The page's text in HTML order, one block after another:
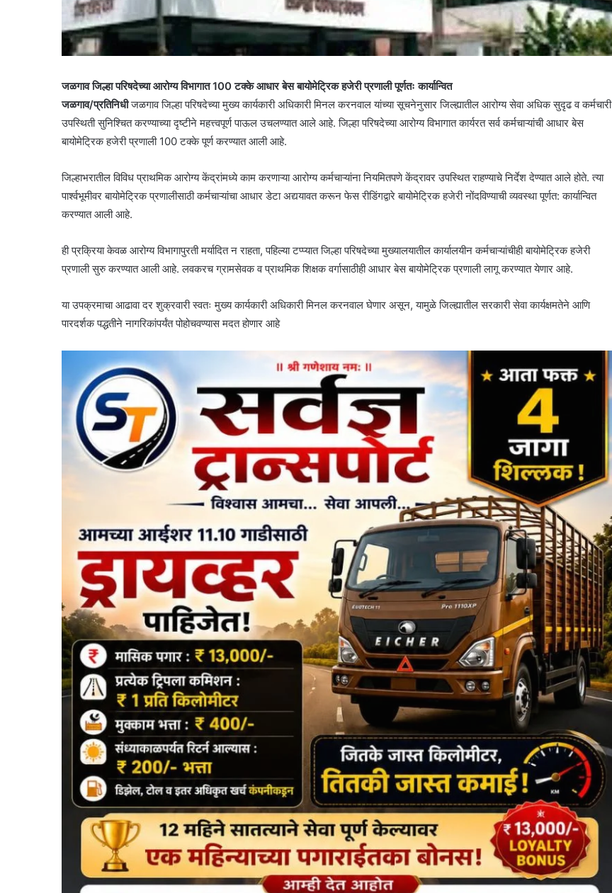
जळगाव जिल्हा परिषदेच्या आरोग्य विभागात 100 टक्के आधार बेस बायोमेट्रिक हजेरी प्रणाली पूर्णतः कार्यान्वित
जळगाव/प्रतिनिधीजळगाव जिल्हा परिषदेच्या मुख्य कार्यकारी अधिकारी मिनल करनवाल यांच्या सूचनेनुसार जिल्ह्यातील आरोग्य सेवा अधिक सुदृढ व कर्मचारी
उपस्थिती सुनिश्चित करण्याच्या दृष्टीने महत्त्वपूर्ण पाऊल उचलण्यात आले आहे. जिल्हा परिषदेच्या आरोग्य विभागात कार्यरत सर्व कर्मचाऱ्यांची आधार बेस
बायोमेट्रिक हजेरी प्रणाली 100 टक्के पूर्ण करण्यात आली आहे.
जिल्हाभरातील विविध प्राथमिक आरोग्य केंद्रांमध्ये काम करणाऱ्या आरोग्य कर्मचाऱ्यांना नियमितपणे केंद्रावर उपस्थित राहण्याचे निर्देश देण्यात आले होते. त्या
पार्श्वभूमीवर बायोमेट्रिक प्रणालीसाठी कर्मचाऱ्यांचा आधार डेटा अद्ययावत करून फेस रीडिंगद्वारे बायोमेट्रिक हजेरी नोंदविण्याची व्यवस्था पूर्णत: कार्यान्वित
करण्यात आली आहे.
ही प्रक्रिया केवळ आरोग्य विभागापुरती मर्यादित न राहता, पहिल्या टप्प्यात जिल्हा परिषदेच्या मुख्यालयातील कार्यालयीन कर्मचाऱ्यांचीही बायोमेट्रिक हजेरी
प्रणाली सुरु करण्यात आली आहे. लवकरच ग्रामसेवक व प्राथमिक शिक्षक वर्गासाठीही आधार बेस बायोमेट्रिक प्रणाली लागू करण्यात येणार आहे.
या उपक्रमाचा आढावा दर शुक्रवारी स्वतः मुख्य कार्यकारी अधिकारी मिनल करनवाल घेणार असून, यामुळे जिल्ह्यातील सरकारी सेवा कार्यक्षमतेने आणि
पारदर्शक पद्धतीने नागरिकांपर्यंत पोहोचवण्यास मदत होणार आहे